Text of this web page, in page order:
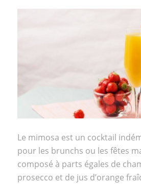
Le mimosa est un cocktail
pour les brunchs ou les fêtes
composé à parts égales de
prosecco et de jus d’orange